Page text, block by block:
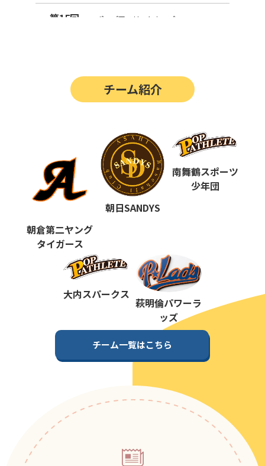
第15回 ポップアスリートカップ
第12回 決勝戦の動画はこちらから
ポップアスリートカップ
第10回 ポップアスリートカップ
第9回 ポップアスリートカップ
第7回
第6回 ポップアスリートカップ
第5回 ポップアスリートカップ
ポップアスリートカップ
ポップアスリートカップ
ポップアスリートカップ
チーム紹介
朝倉第二ヤング
タイガース
朝日SANDYS
南舞鶴スポーツ
少年団
大内スパークス
萩明倫パワーラ
ッズ
チーム一覧はこちら